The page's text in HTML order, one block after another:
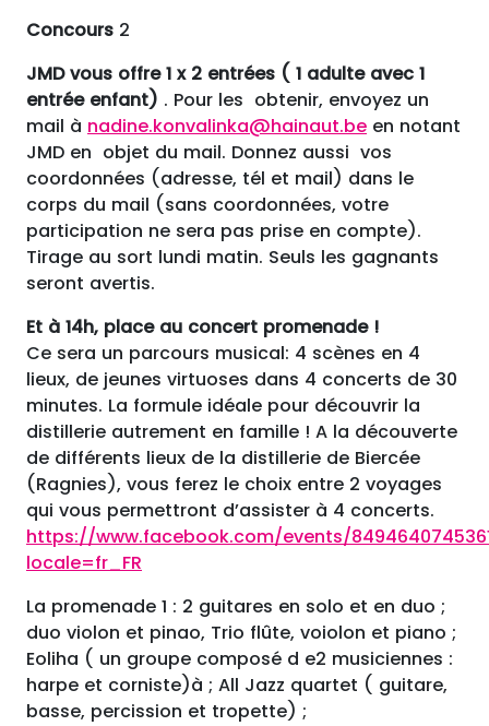
Concours 2
JMD vous offre 1 x 2 entrées ( 1 adulte avec 1
entrée enfant) . Pour les obtenir, envoyez un
mail à nadine.konvalinka@hainaut.be en notant
JMD en objet du mail. Donnez aussi vos
coordonnées (adresse, tél et mail) dans le
corps du mail (sans coordonnées, votre
participation ne sera pas prise en compte).
Tirage au sort lundi matin. Seuls les gagnants
seront avertis.
Et à 14h, place au concert promenade !
Ce sera un parcours musical: 4 scènes en 4
lieux, de jeunes virtuoses dans 4 concerts de 30
minutes. La formule idéale pour découvrir la
distillerie autrement en famille ! A la découverte
de différents lieux de la distillerie de Biercée
(Ragnies), vous ferez le choix entre 2 voyages
qui vous permettront d’assister à 4 concerts.
https://www.facebook.com/events/
locale=fr_FR
La promenade 1 : 2 guitares en solo et en duo ;
duo violon et pinao, Trio flûte, voiolon et piano ;
Eoliha ( un groupe composé d e2 musiciennes :
harpe et corniste)à ; All Jazz quartet ( guitare,
basse, percission et tropette) ;